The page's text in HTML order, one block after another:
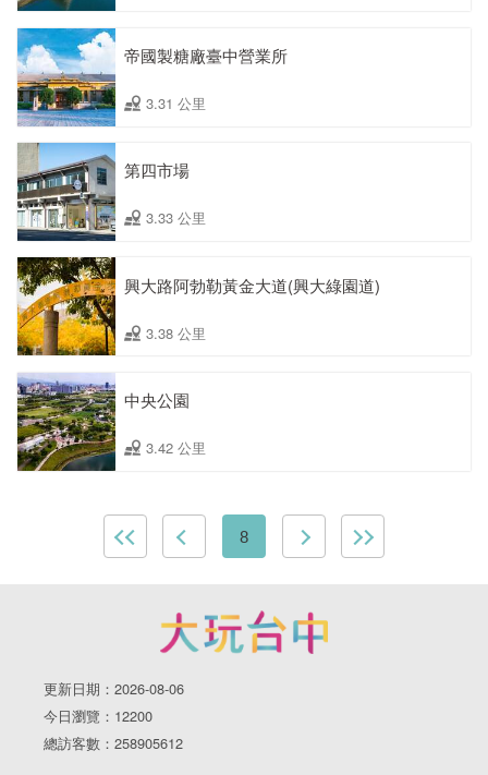
帝國製糖廠臺中營業所
3.31 公里
第四市場
3.33 公里
興大路阿勃勒黃金大道(興大綠園道)
3.38 公里
中央公園
3.42 公里
8
更新日期：2026-08-06
今日瀏覽：12200
總訪客數：258905612